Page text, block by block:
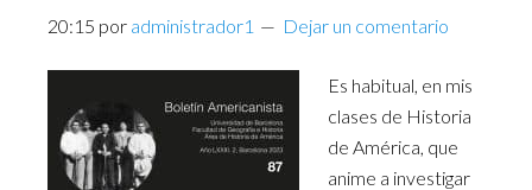
20:15 por administrador1 Dejar un comentario
Es habitual, en mis
clases de Historia
de América, que
anime a investigar